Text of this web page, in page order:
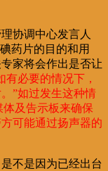
协调中心发言人
药片的目的和用
家将会作出是否让
有必要的情况下，
”如过发生这种情
体及告示板来确保
可能通过扬声器的
不是因为已经出台